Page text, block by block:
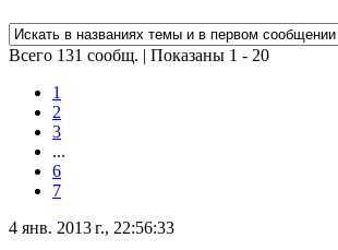
Всего 131 сообщ. | Показаны 1 - 20
1
2
3
...
6
7
4 янв. 2013 г., 22:56:33